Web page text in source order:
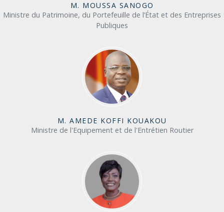
M. MOUSSA SANOGO
Ministre du Patrimoine, du Portefeuille de l’État et des Entreprises
Publiques
M. AMEDE KOFFI KOUAKOU
Ministre de l'Equipement et de l'Entrétien Routier